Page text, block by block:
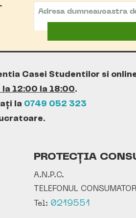
Casei Studentilor si
la 12:00 la 18:00.
la 0749 052 323
PROTECȚIA
A.N.P.C.
TELEFONUL
Tel: 0219551